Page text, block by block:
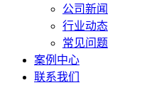
公司新闻
行业动态
常见问题
案例中心
联系我们